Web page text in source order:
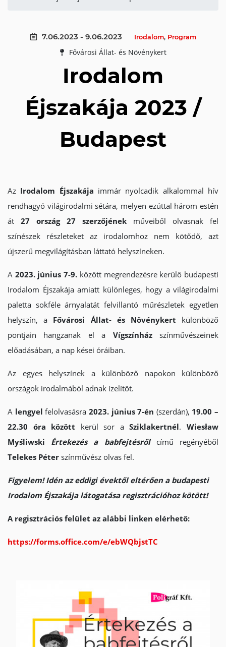
7.06.2023 - 9.06.2023 Irodalom, Program
Fővárosi Állat- és Növénykert
Irodalom
Éjszakája 2023 /
Budapest
Az Irodalom Éjszakája immár nyolcadik alkalommal hív
rendhagyó világirodalmi sétára, melyen ezúttal három estén
át 27 ország 27 szerzőjének műveiből olvasnak fel
színészek részleteket az irodalomhoz nem kötődő, azt
újszerű megvilágításban láttató helyszíneken.
A 2023. június 7-9. között megrendezésre kerülő budapesti
Irodalom Éjszakája amiatt különleges, hogy a világirodalmi
paletta sokféle árnyalatát felvillantó műrészletek egyetlen
helyszín, a Fővárosi Állat- és Növénykert különböző
pontjain hangzanak el a Vígszínházszínművészeinek
előadásában, a nap kései óráiban.
Az egyes helyszínek a különböző napokon különböző
országok irodalmából adnak ízelítőt.
A lengyel felolvasásra 2023. június 7-én (szerdán), 19.00 –
22.30 óra között kerül sor aSziklakertnél.Wiesław
Myśliwski Értekezés a babfejtésről című regényéből
Telekes Péter színművész olvas fel.
Figyelem! Idén az eddigi évektől eltérően a budapesti
Irodalom Éjszakája látogatása regisztrációhoz kötött!
A regisztrációs felület az alábbi linken elérhető:
https://forms.office.com/e/ebWQbjstTC